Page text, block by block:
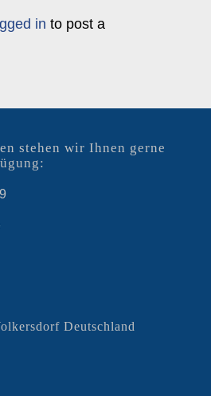
in to post a
stehen wir Ihnen gerne
Deutschland